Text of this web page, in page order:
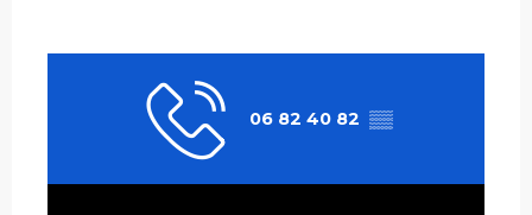
06 82 40 82 ▒▒